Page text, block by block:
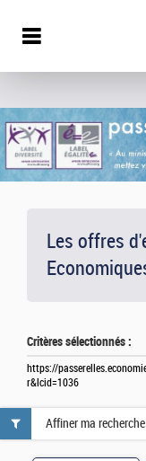
Les offres
Critères sélectionnés :
https://
r&lcid=1036
Affiner ma recherche